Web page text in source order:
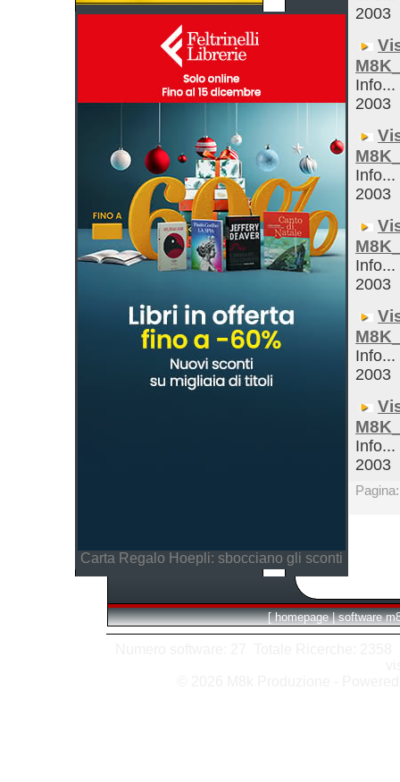
Carta Regalo Hoepli: sbocciano gli sconti
2003
Info...
2003
Info...
2003
Info...
2003
Info...
2003
Info...
2003
[ homepage | software